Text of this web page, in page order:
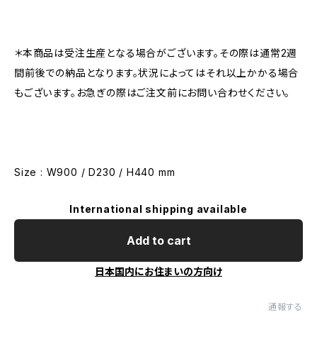
＊本商品は受注生産となる場合がございます。その際は通常2週
間前後での納品となります。状況によってはそれ以上かかる場合
もございます。お急ぎの際はご注文前にお問い合わせください。
Size : W900 / D230 / H440 mm
International shipping available
Add to cart
日本国内にお住まいの方向け
通報する